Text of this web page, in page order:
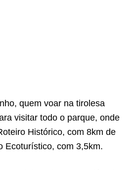
quem voar na tirolesa
visitar todo o parque, onde
Histórico, com 8km de
Ecoturístico, com 3,5km.